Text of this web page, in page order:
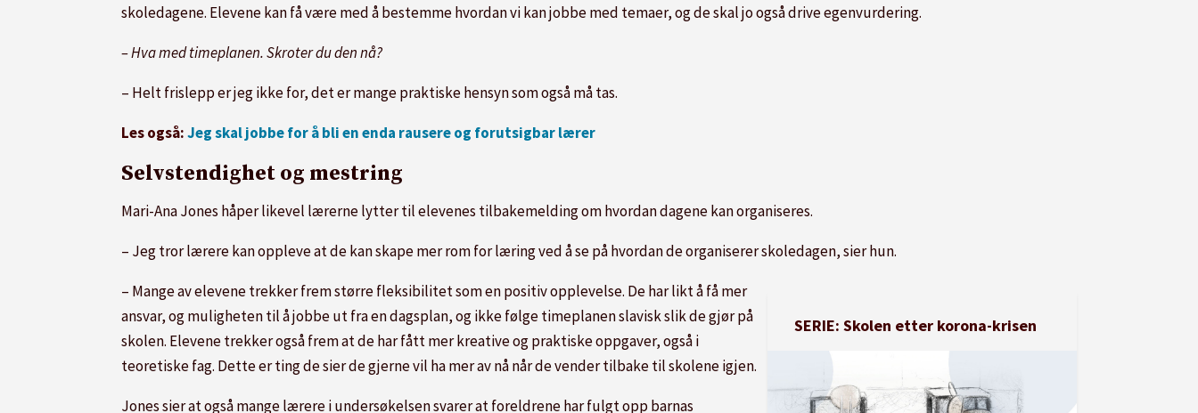
skoledagene. Elevene kan få være med å bestemme hvordan vi kan jobbe med temaer, og de skal jo også drive egenvurdering.
– Hva med timeplanen. Skroter du den nå?
– Helt frislepp er jeg ikke for, det er mange praktiske hensyn som også må tas.
Les også:Jeg skal jobbe for å bli en enda rausere og forutsigbar lærer
Selvstendighet og mestring
Mari-Ana Jones håper likevel lærerne lytter til elevenes tilbakemelding om hvordan dagene kan organiseres.
– Jeg tror lærere kan oppleve at de kan skape mer rom for læring ved å se på hvordan de organiserer skoledagen, sier hun.
SERIE: Skolen etter korona-krisen
– Mange av elevene trekker frem større fleksibilitet som en positiv opplevelse. De har likt å få mer
ansvar, og muligheten til å jobbe ut fra en dagsplan, og ikke følge timeplanen slavisk slik de gjør på
skolen. Elevene trekker også frem at de har fått mer kreative og praktiske oppgaver, også i
teoretiske fag. Dette er ting de sier de gjerne vil ha mer av nå når de vender tilbake til skolene igjen.
Jones sier at også mange lærere i undersøkelsen svarer at foreldrene har fulgt opp barnas